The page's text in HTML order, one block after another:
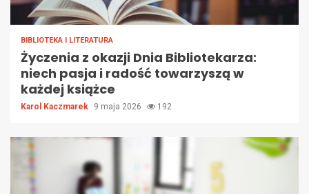
BIBLIOTEKA I LITERATURA
Życzenia z okazji Dnia Bibliotekarza:
niech pasja i radość towarzyszą w
każdej książce
Karol Kaczmarek 9 maja 2026 192